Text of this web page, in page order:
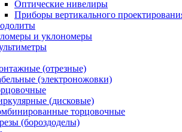
Оптические нивелиры
Приборы вертикального
и уклономеры
(отрезные)
(электроножовки)
(дисковые)
торцовочные
(бороздоделы)